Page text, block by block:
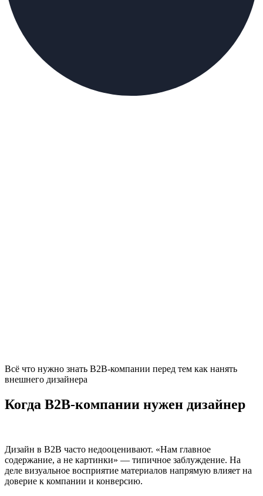
Всё что нужно знать B2B-компании перед тем как нанять
внешнего дизайнера
Когда B2B-компании нужен дизайнер
Дизайн в B2B часто недооценивают. «Нам главное
содержание, а не картинки» — типичное заблуждение. На
деле визуальное восприятие материалов напрямую влияет на
доверие к компании и конверсию.